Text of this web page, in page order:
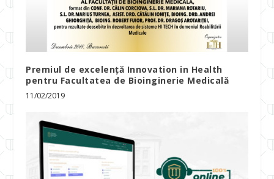
Premiul de excelenţă Innovation in Health
pentru Facultatea de Bioinginerie Medicală
11/02/2019